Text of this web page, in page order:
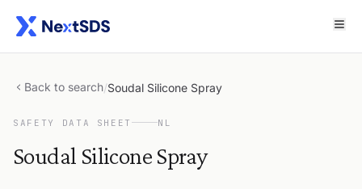
Back to search/Soudal Silicone Spray
SAFETY DATA SHEET NL
Soudal Silicone Spray